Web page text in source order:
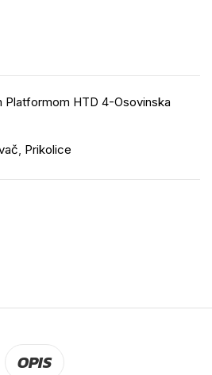
Platformom HTD 4-Osovinska
Prikolice
OPIS